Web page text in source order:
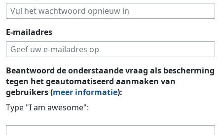
E-mailadres
Beantwoord de onderstaande vraag als bescherming
tegen het geautomatiseerd aanmaken van
gebruikers (meer informatie):
Type "I am awesome":